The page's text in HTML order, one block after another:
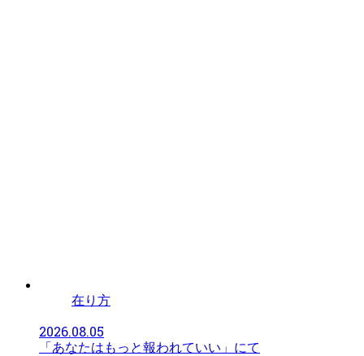
在り方
2026.08.05
「あなたはもっと報われていい」にて